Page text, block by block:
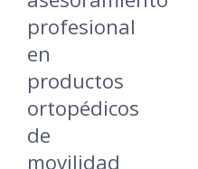
profesional
en
productos
ortopédicos
de
movilidad